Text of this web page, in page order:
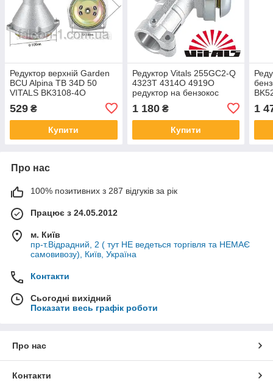
Редуктор верхній Garden
BCU Alpina TB 34D 50
VITALS BK3108-4O
BK5222А 9 шліців 26 мм
78мм
529 ₴
Купити
Редуктор Vitals 255GC2-Q
4323T 4314O 4919O
редуктор на бензокос
1 180₴
Купити
1
Про нас
100% позитивних з 287 відгуків за рік
Працює з 24.05.2012
м. Київ
пр-т.Відрадний, 2 ( тут НЕ ведеться торгівля та НЕМАЄ
самовивозу), Київ, Україна
Контакти
Сьогодні вихідний
Показати весь графік роботи
Про нас
Контакти